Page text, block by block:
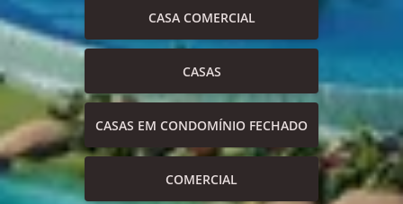
CASA COMERCIAL
CASAS
CASAS EM CONDOMÍNIO FECHADO
COMERCIAL